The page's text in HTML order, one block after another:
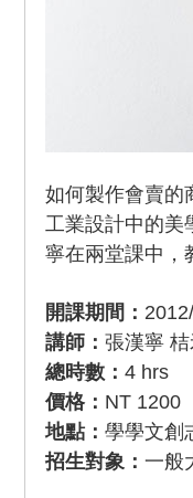
如何製作會賣的
工業設計中的美
寧在兩堂課中，
開課期間：
講師： 張漢寧
總時數： 4 hrs
價格： NT 1200
地點： 學學文創
招生對象： 一般